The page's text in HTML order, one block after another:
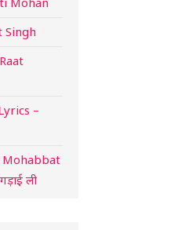
Singh
–
Mohabbat
ली